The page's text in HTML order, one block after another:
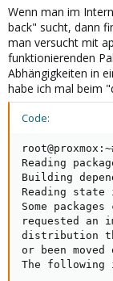
Wenn man im
back" sucht, dann
man versucht mit
funktionierenden
Abhängigkeiten in
habe ich mal beim
Code:
Reading
Building
Reading
Some
requested an
distribution
or been
The following